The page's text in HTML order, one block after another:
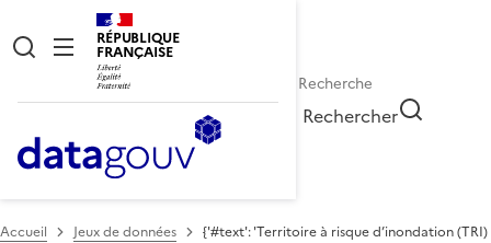
RÉPUBLIQUE
FRANÇAISE
Rechercher
Accueil Jeux de données
{'#text': 'Territoire à risque d’inondation (TRI)